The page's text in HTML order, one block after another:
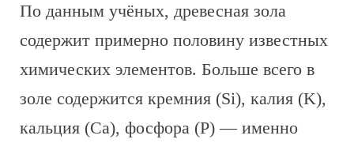
По данным учёных, древесная зола
содержит примерно половину известных
химических элементов. Больше всего в
золе содержится кремния (Si), калия (K),
кальция (Ca), фосфора (P) — именно